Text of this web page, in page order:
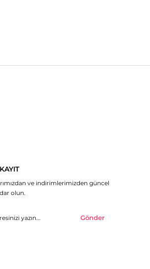
ve indirimlerimizden güncel
olun.
Gönder